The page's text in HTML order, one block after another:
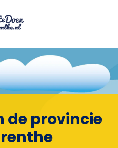
de provincie